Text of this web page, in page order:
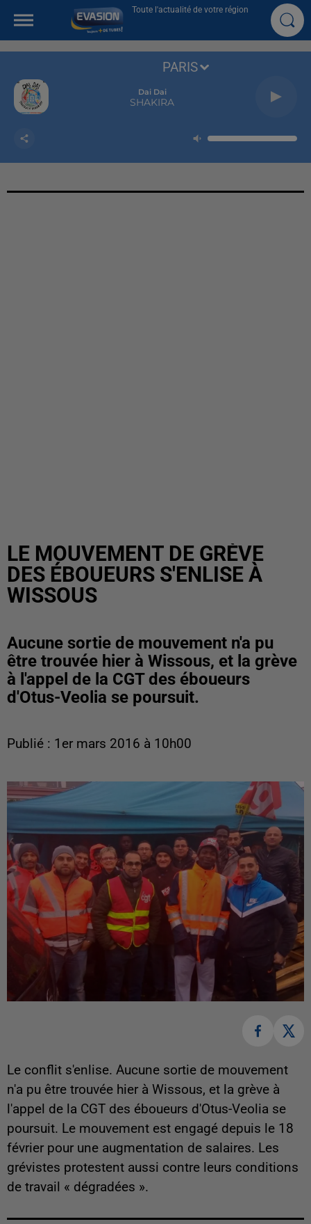
Toute l'actualité de votre région
Dai Dai
SHAKIRA
PARIS
LE MOUVEMENT DE GRÈVE
DES ÉBOUEURS S'ENLISE À
WISSOUS
Aucune sortie de mouvement n'a pu
être trouvée hier à Wissous, et la grève
à l'appel de la CGT des éboueurs
d'Otus-Veolia se poursuit.
Publié : 1er mars 2016 à 10h00
Le conflit s'enlise. Aucune sortie de mouvement
n'a pu être trouvée hier à Wissous, et la grève à
l'appel de la CGT des éboueurs d'Otus-Veolia se
poursuit. Le mouvement est engagé depuis le 18
février pour une augmentation de salaires. Les
grévistes protestent aussi contre leurs conditions
de travail « dégradées ».